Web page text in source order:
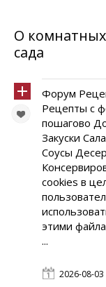
О комнатных
сада
Форум
Рецепты с
пошагово
Закуски
Соусы
cookies в
этими
...
2026-08-